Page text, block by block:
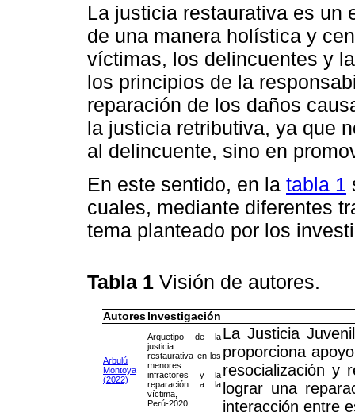
La justicia restaurativa es un
de una manera holística y
víctimas, los delincuentes y
los principios de la
reparación de los daños
la justicia retributiva, ya que
al delincuente, sino en
En este sentido, en la tabla 1
cuales, mediante diferentes
tema planteado por los
Tabla 1 Visión de autores.
Autores Investigación
Arbulú
Montoya
(2022)
Arquetipo de la
justicia
restaurativa en los
menores
infractores y la
reparación a la
víctima,
Perú-2020.
La Justicia
proporciona
resocialización y
lograr una
interacción entre